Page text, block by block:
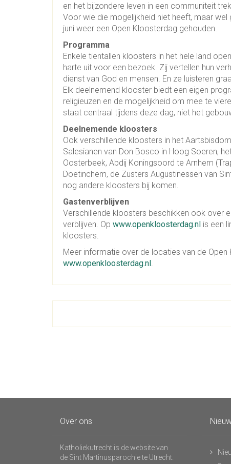
en het bijzondere leven in een communiteit
Voor wie die mogelijkheid niet heeft, maar
juni weer een Open Kloosterdag gehouden.
Programma
Enkele tientallen kloosters in het hele land
harte uit voor een bezoek. Zij vertellen hun
dienst van God en mensen. En ze luisteren
Elk deelnemend klooster biedt een eigen
religieuzen en de mogelijkheid om mee te
staat centraal tijdens deze dag, niet het
Deelnemende kloosters
Ook verschillende kloosters in het
Salesianen van Don Bosco in Hoog Soeren,
Oosterbeek, Abdij Koningsoord te Arnhem
Doetinchem, de Zusters Augustinessen van
nog andere kloosters bij komen.
Gastenverblijven
Verschillende kloosters beschikken ook over
verblijven. Op www.openkloosterdag.nl is een
kloosters.
Meer informatie over de locaties van de
www.openkloosterdag.nl
Over ons
Katholiekutrecht is de website van
de Sint Martinusparochie te Utrecht.